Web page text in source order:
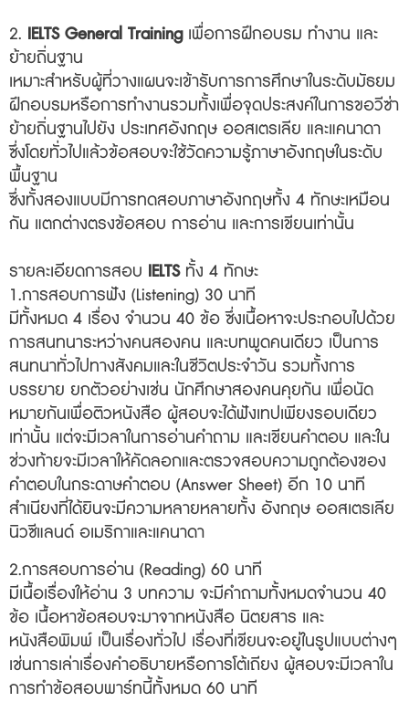
2. IELTS General Trainingเพื่อการฝึกอบรม ทำงาน และ
ย้ายถิ่นฐาน
เหมาะสำหรับผู้ที่วางแผนจะเข้ารับการการศึกษาในระดับมัธยม
ฝึกอบรมหรือการทำงานรวมทั้งเพื่อจุดประสงค์ในการขอวีซ่า
ย้ายถิ่นฐานไปยัง ประเทศอังกฤษ ออสเตรเลีย และแคนาดา
ซึ่งโดยทั่วไปแล้วข้อสอบจะใช้วัดความรู้ภาษาอังกฤษในระดับ
พื้นฐาน
ซึ่งทั้งสองแบบมีการทดสอบภาษาอังกฤษทั้ง 4 ทักษะเหมือน
กัน แตกต่างตรงข้อสอบ การอ่าน และการเขียนเท่านั้น
รายละเอียดการสอบ IELTSทั้ง 4 ทักษะ
1.การสอบการฟัง (Listening) 30 นาที
มีทั้งหมด 4 เรื่อง จำนวน 40 ข้อ ซึ่งเนื้อหาจะประกอบไปด้วย
การสนทนาระหว่างคนสองคน และบทพูดคนเดียว เป็นการ
สนทนาทั่วไปทางสังคมและในชีวิตประจำวัน รวมทั้งการ
บรรยาย ยกตัวอย่างเช่น นักศึกษาสองคนคุยกัน เพื่อนัด
หมายกันเพื่อติวหนังสือ ผู้สอบจะได้ฟังเทปเพียงรอบเดียว
เท่านั้น แต่จะมีเวลาในการอ่านคำถาม และเขียนคำตอบ และใน
ช่วงท้ายจะมีเวลาให้คัดลอกและตรวจสอบความถูกต้องของ
คำตอบในกระดาษคำตอบ (Answer Sheet) อีก 10 นาที
สำเนียงที่ได้ยินจะมีความหลายหลายทั้ง อังกฤษ ออสเตรเลีย
นิวซีแลนด์ อเมริกาและแคนาดา
2.การสอบการอ่าน (Reading) 60 นาที
มีเนื้อเรื่องให้อ่าน 3 บทความ จะมีคำถามทั้งหมดจำนวน 40
ข้อ เนื้อหาข้อสอบจะมาจากหนังสือ นิตยสาร และ
หนังสือพิมพ์ เป็นเรื่องทั่วไป เรื่องที่เขียนจะอยู่ในรูปแบบต่างๆ
เช่นการเล่าเรื่องคำอธิบายหรือการโต้เถียง ผู้สอบจะมีเวลาใน
การทำข้อสอบพาร์ทนี้ทั้งหมด 60 นาที